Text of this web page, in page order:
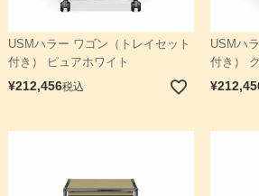
USMハラー ワゴン（トレイセット
付き） ピュアホワイト
¥212,456税込
USMハ
付き）
¥